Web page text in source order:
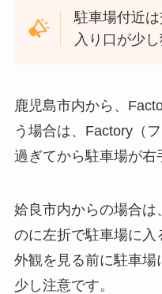
駐車場付近
入り口が少
鹿児島市内から、
う場合は、Factory（
過ぎてから駐車場が右
姶良市内からの場合は
のに左折で駐車場に
外観を見る前に駐車場
少し注意です。